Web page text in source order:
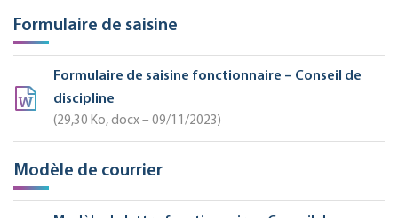
Formulaire de saisine
Formulaire de saisine fonctionnaire – Conseil de
discipline
29,30 Ko, docx – 09/11/2023
Modèle de courrier